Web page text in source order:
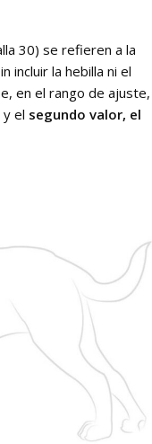
30) se refieren a la
incluir la hebilla ni el
en el rango de ajuste,
y el segundo valor, el